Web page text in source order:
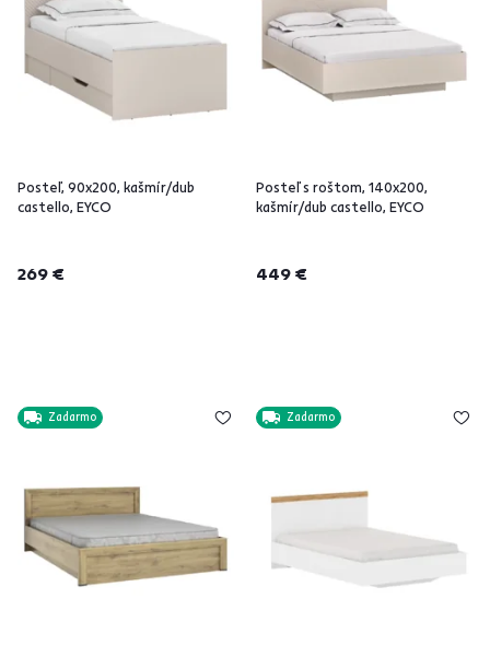
Posteľ, 90x200, kašmír/dub
castello, EYCO
269 €
Posteľ s roštom, 140x200,
kašmír/dub castello, EYCO
449 €
Zadarmo Zadarmo